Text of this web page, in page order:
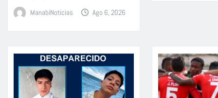
ManabiNoticias Ago 6, 2026